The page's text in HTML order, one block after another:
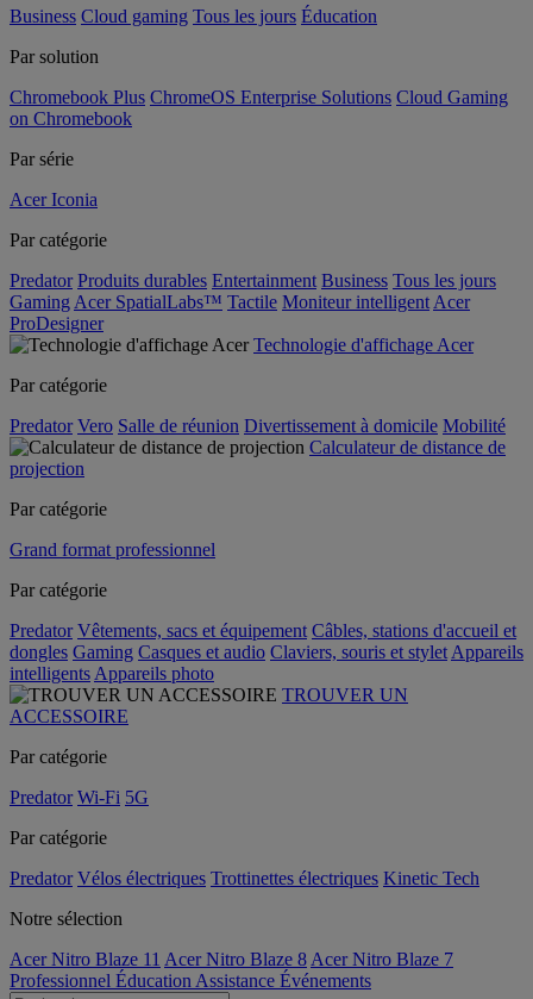
Business Cloud gaming Tous les jours Éducation
Par solution
Chromebook Plus ChromeOS Enterprise Solutions Cloud Gaming
on Chromebook
Par série
Acer Iconia
Par catégorie
Predator Produits durables Entertainment Business Tous les jours
Gaming Acer SpatialLabs™ Tactile Moniteur intelligent Acer
ProDesigner
Technologie d'affichage Acer
Par catégorie
Predator Vero Salle de réunion Divertissement à domicile Mobilité
Calculateur de distance de
projection
Par catégorie
Grand format professionnel
Par catégorie
Predator Vêtements, sacs et équipement Câbles, stations d'accueil et
dongles Gaming Casques et audio Claviers, souris et stylet Appareils
intelligents Appareils photo
TROUVER UN
ACCESSOIRE
Par catégorie
Predator Wi-Fi 5G
Par catégorie
Predator Vélos électriques Trottinettes électriques Kinetic Tech
Notre sélection
Acer Nitro Blaze 11 Acer Nitro Blaze 8 Acer Nitro Blaze 7
Professionnel Éducation Assistance Événements